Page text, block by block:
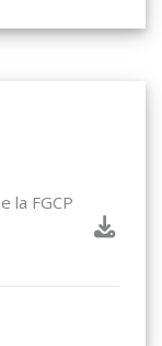
la FGCP